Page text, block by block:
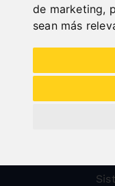
de marketing,
sean más